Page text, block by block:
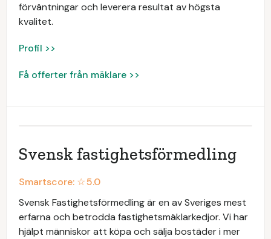
förväntningar och leverera resultat av högsta
kvalitet.
Profil >>
Få offerter från mäklare >>
Svensk fastighetsförmedling
Smartscore: ☆5.0
Svensk Fastighetsförmedling är en av Sveriges mest
erfarna och betrodda fastighetsmäklarkedjor. Vi har
hjälpt människor att köpa och sälja bostäder i mer